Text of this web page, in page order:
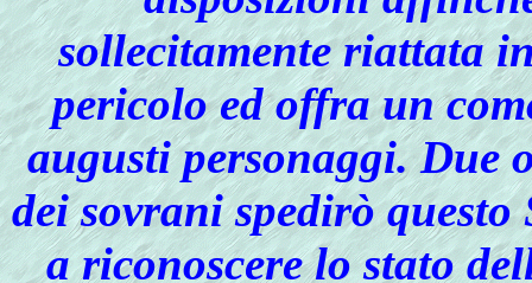
sollecitamente riattata
pericolo ed offra un
augusti personaggi. Due
dei sovrani spedirò
a riconoscere lo stato